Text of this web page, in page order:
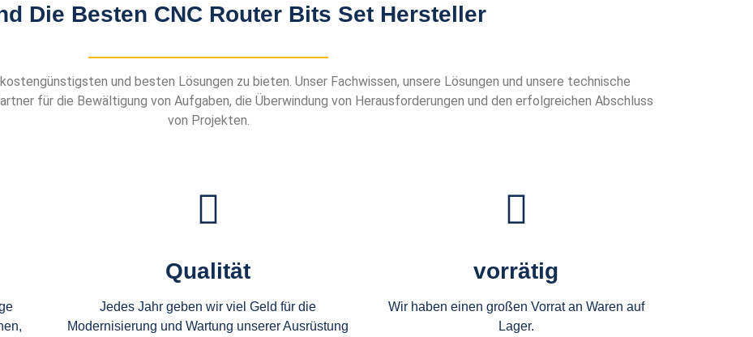
Die Besten CNC Router Bits Set Hersteller
und besten Lösungen zu bieten. Unser Fachwissen, unsere Lösungen und unsere technische
für die Bewältigung von Aufgaben, die Überwindung von Herausforderungen und den erfolgreichen Abschluss
von Projekten.
Qualität
Jedes Jahr geben wir viel Geld für die
Modernisierung und Wartung unserer Ausrüstung
vorrätig
Wir haben einen großen Vorrat an Waren auf
Lager.